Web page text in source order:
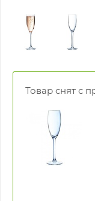
Товар снят с